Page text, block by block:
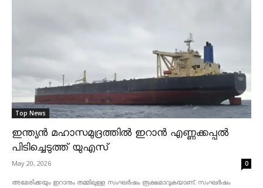
Top News
ഇന്ത്യൻ മഹാസമുദ്രത്തിൽ ഇറാൻ എണ്ണക്കപ്പൽ
പിടിച്ചെടുത്ത് യുഎസ്
May 20, 2026 0
അമേരിക്കയും ഇറാനും തമ്മിലുള്ള സംഘർഷം രൂക്ഷമാവുകയാണ്. സംഘർഷം